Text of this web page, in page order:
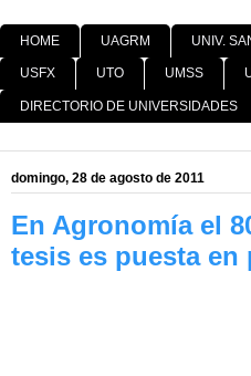
HOME UAGRM UNIV.
USFX UTO UMSS
DIRECTORIO DE UNIVERSIDADES
domingo, 28 de agosto de 2011
En Agronomía el
tesis es puesta en